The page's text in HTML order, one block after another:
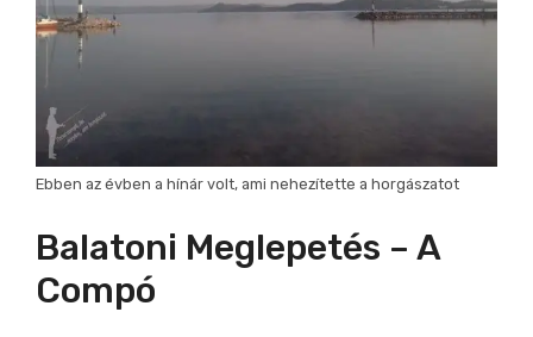
Ebben az évben a hínár volt, ami nehezítette a horgászatot
Balatoni Meglepetés – A
Compó